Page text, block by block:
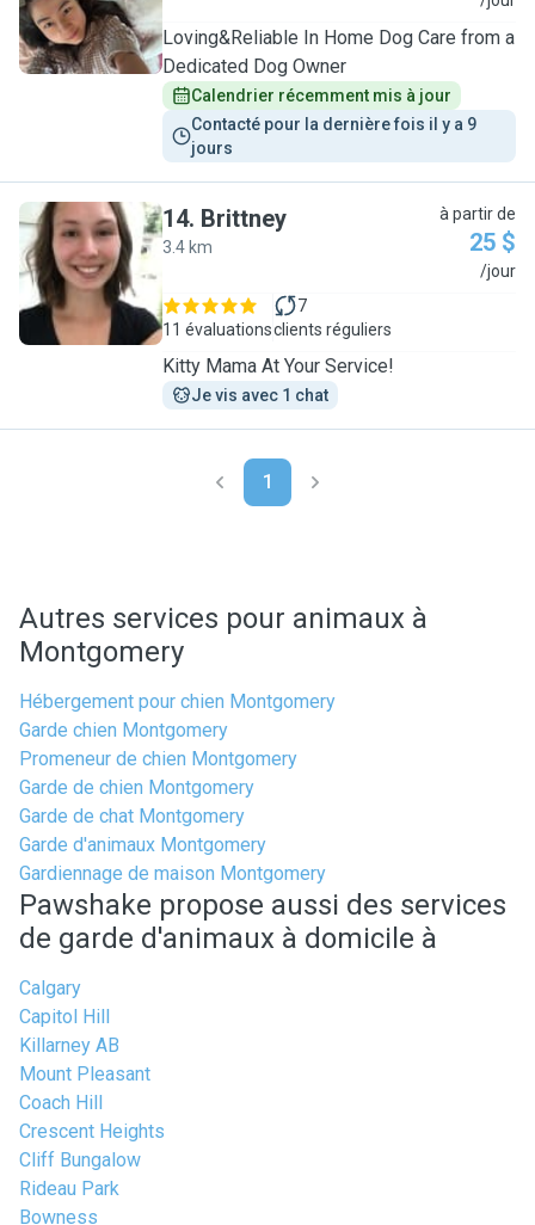
Loving&Reliable In Home Dog Care from a
Dedicated Dog Owner
Calendrier récemment mis à jour
Contacté pour la dernière fois il y a 9
jours
B
14. Brittney
3.4 km
à partir de
25 $
/jour
11 évaluations
7
clients réguliers
Kitty Mama At Your Service!
Je vis avec 1 chat
1
Autres services pour animaux à
Montgomery
Hébergement pour chien Montgomery
Garde chien Montgomery
Promeneur de chien Montgomery
Garde de chien Montgomery
Garde de chat Montgomery
Garde d'animaux Montgomery
Gardiennage de maison Montgomery
Pawshake propose aussi des services
de garde d'animaux à domicile à
Calgary
Capitol Hill
Killarney AB
Mount Pleasant
Coach Hill
Crescent Heights
Cliff Bungalow
Rideau Park
Bowness